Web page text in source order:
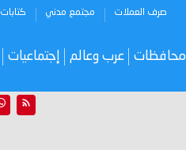
صرف العملات مجتمع مدني كتابات
محافظات عرب وعالم إجتماعيات